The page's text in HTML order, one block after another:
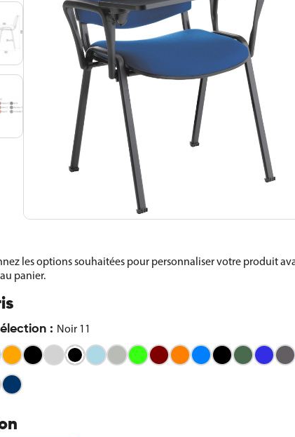
les options souhaitées pour personnaliser votre produit
panier.
: Noir 11
VertOrange
NoirGris
clair Noir
Bleu
06
Gris
13
Vert
14
Bordeaux
16
Orange
120
Bleu
azur
Noir
651
Vert
496332
Noisette
Bleu
foncé